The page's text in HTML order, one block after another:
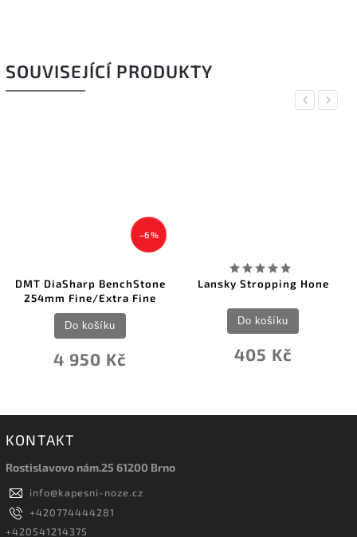
SOUVISEJÍCÍ PRODUKTY
Previous
–6 %
DMT DiaSharp BenchStone
254mm Fine/Extra Fine
4 950 Kč
Do košíku
Lansky Stropping Hone
405 Kč
Do košíku
Next
KONTAKT
Rostislavovo nám.25 61200 Brno
info@kapesni-noze.cz
+420774444281
+420541214375